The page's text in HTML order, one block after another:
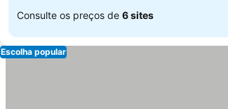
Consulte os preços de 6 sites
Escolha popular